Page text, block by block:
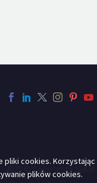
2020 © Copyrights IGKM
pliki cookies.
plików cookies.